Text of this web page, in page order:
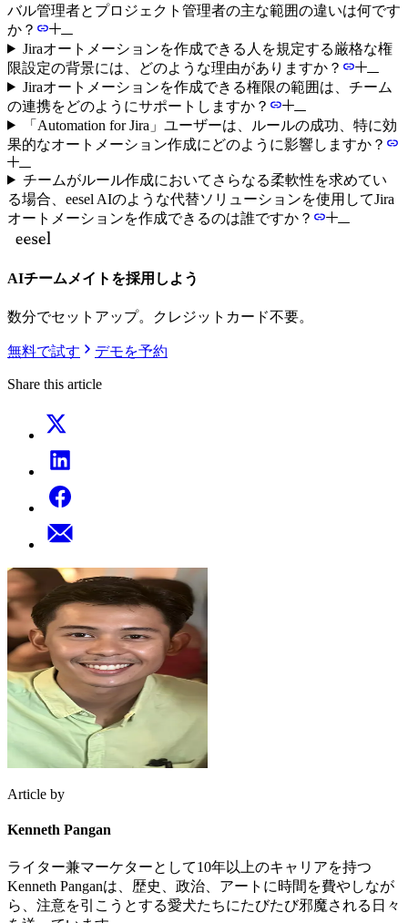
バル管理者とプロジェクト管理者の主な範囲の違いは何です
か？
Jiraオートメーションを作成できる人を規定する厳格な権
限設定の背景には、どのような理由がありますか？
Jiraオートメーションを作成できる権限の範囲は、チーム
の連携をどのようにサポートしますか？
「Automation for Jira」ユーザーは、ルールの成功、特に効
果的なオートメーション作成にどのように影響しますか？
チームがルール作成においてさらなる柔軟性を求めてい
る場合、eesel AIのような代替ソリューションを使用してJira
オートメーションを作成できるのは誰ですか？
AIチームメイトを採用しよう
数分でセットアップ。クレジットカード不要。
無料で試す デモを予約
Share this article
Article by
Kenneth Pangan
ライター兼マーケターとして10年以上のキャリアを持つ
Kenneth Panganは、歴史、政治、アートに時間を費やしなが
ら、注意を引こうとする愛犬たちにたびたび邪魔される日々